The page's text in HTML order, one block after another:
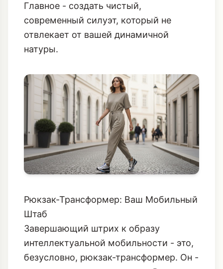
нейтральных бежевых, серых и хаки
до ярких акцентов вроде кобальтового
синего или изумрудно-зеленого.
Главное - создать чистый,
отвлекает от вашей динамичной
натуры.
Рюкзак-Трансформер: Ваш Мобильный
Штаб